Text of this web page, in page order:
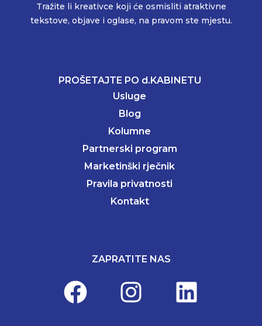
Tražite li kreativce koji će osmisliti atraktivne
tekstove, objave i oglase, na pravom ste mjestu.
PROŠETAJTE PO d.KABINETU
Usluge
Blog
Kolumne
Partnerski program
Marketinški rječnik
Pravila privatnosti
Kontakt
ZAPRATITE NAS